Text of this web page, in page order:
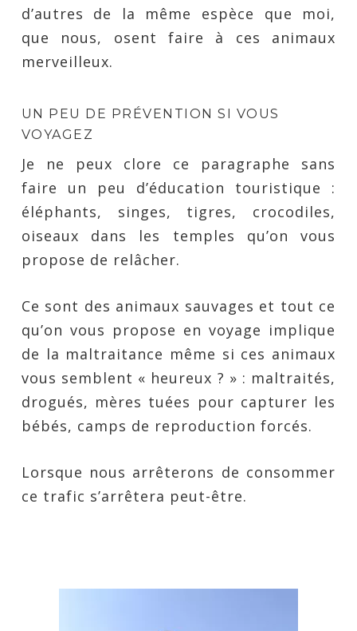
d’autres de la même espèce que moi,
que nous, osent faire à ces animaux
merveilleux.
UN PEU DE PRÉVENTION SI VOUS
VOYAGEZ
Je ne peux clore ce paragraphe sans
faire un peu d’éducation touristique :
éléphants, singes, tigres, crocodiles,
oiseaux dans les temples qu’on vous
propose de relâcher.
Ce sont des animaux sauvages et tout ce
qu’on vous propose en voyage implique
de la maltraitance même si ces animaux
vous semblent « heureux ? » : maltraités,
drogués, mères tuées pour capturer les
bébés, camps de reproduction forcés.
Lorsque nous arrêterons de consommer
ce trafic s’arrêtera peut-être.